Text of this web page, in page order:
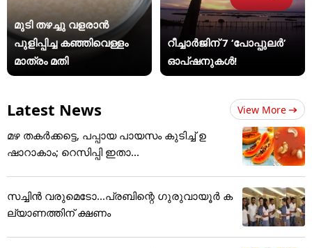
മുടി തഴച്ചു വളരാൻ
പുളിപ്പിച്ച കഞ്ഞിവെള്ളം
മാത്രം മതി
റീച്ചാർജിന് 7 ‘പോപ്പുലർ’
ഓപ്ഷനുകൾ!
Latest News View More
മഴ തകർക്കട്ടെ, പപ്പായ പായസം കുടിച്ച് ഉ
ഷാറാകാം; റെസിപ്പി ഇതാ...
സച്ചിന്‍ വരുമെടോ...പ്രബിന്റെ ഗുരുവായൂര്‍ ക
ല്യാണത്തിന് ക്ഷണം